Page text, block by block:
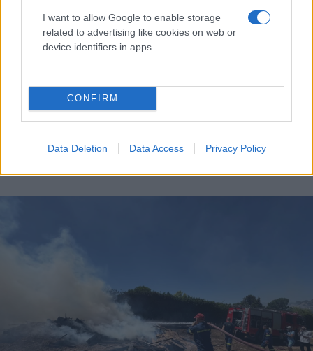
I want to allow Google to enable storage
related to advertising like cookies on web or
device identifiers in apps.
CONFIRM
Data Deletion Data Access Privacy Policy